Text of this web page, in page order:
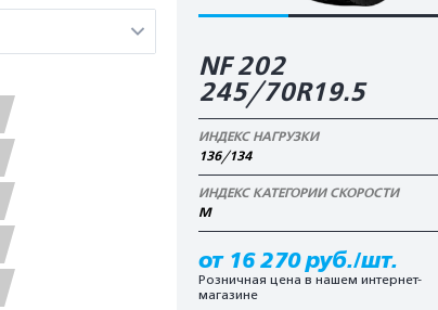
NF 202
245/70R19.5
ИНДЕКС НАГРУЗКИ
136/134
ИНДЕКС КАТЕГОРИИ СКОРОСТИ
М
от 16 270 руб./шт.
Розничная цена в нашем интернет-
магазине